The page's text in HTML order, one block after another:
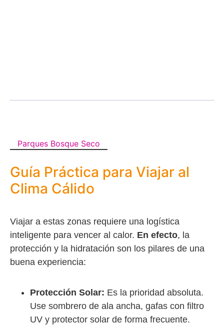
Parques Bosque Seco
Guía Práctica para Viajar al
Clima Cálido
Viajar a estas zonas requiere una logística
inteligente para vencer al calor. En efecto, la
protección y la hidratación son los pilares de una
buena experiencia:
Protección Solar: Es la prioridad absoluta.
Use sombrero de ala ancha, gafas con filtro
UV y protector solar de forma frecuente.